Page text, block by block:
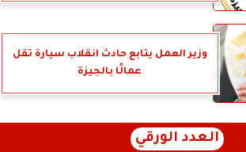
وزير العمل يتابع حادث انقلاب سيارة تقل
عمالًا بالجيزة
العدد الورقي